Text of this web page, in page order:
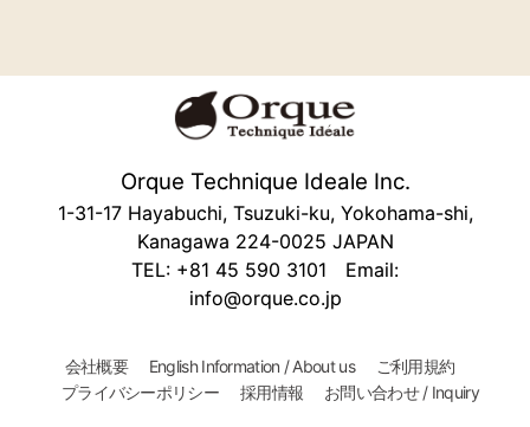
Orque Technique Ideale Inc.
1-31-17 Hayabuchi, Tsuzuki-ku, Yokohama-shi,
Kanagawa 224-0025 JAPAN
TEL: +81 45 590 3101 Email:
info@orque.co.jp
会社概要 English Information / About us
ご利用規約
プライバシーポリシー
採用情報 お問い合わせ / Inquiry